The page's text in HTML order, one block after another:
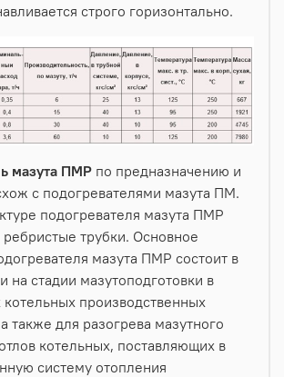
строго горизонтально.
мазута ПМР по предназначению и
с подогревателями мазута ПМ.
подогревателя мазута ПМР
ребристые трубки. Основное
мазута ПМР состоит в
на стадии мазутоподготовки в
котельных производственных
также для разогрева мазутного
котельных, поставляющих в
систему отопления